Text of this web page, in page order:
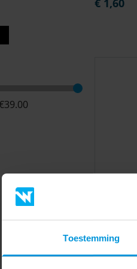
Toestemming
€ 21,00
39.00